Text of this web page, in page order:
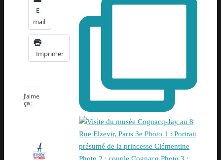
E-
mail
Imprimer
J’aime
ça :